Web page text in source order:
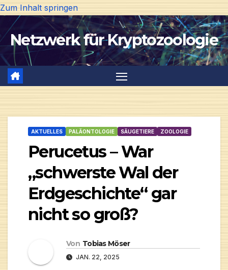
Zum Inhalt springen
Netzwerk für Kryptozoologie
AKTUELLES PALÄONTOLOGIE SÄUGETIERE ZOOLOGIE
Perucetus – War
„schwerste Wal der
Erdgeschichte“ gar
nicht so groß?
Von Tobias Möser
JAN. 22, 2025